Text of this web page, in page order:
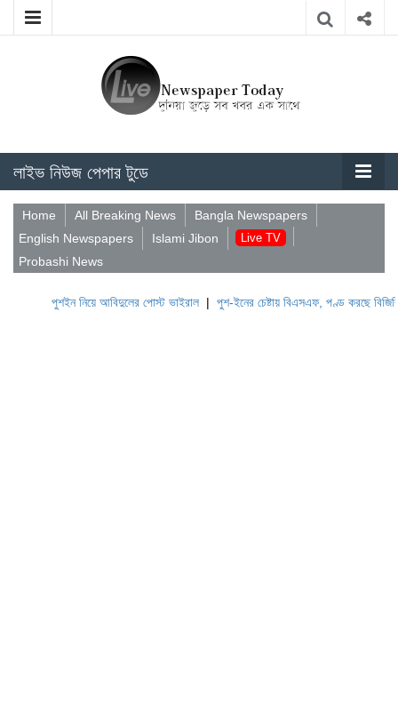
লাইভ নিউজ পেপার টুডে
Home All Breaking News
Bangla Newspapers
English Newspapers
Islami Jibon Live TV
Probashi News
পুশইন নিয়ে আবিদুলের পোস্ট ভাইরাল| পুশ-ইনের চেষ্টায় বিএসএফ, পণ্ড করছে বিজিবি|